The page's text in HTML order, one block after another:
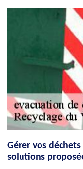
Gérer vos
solutions